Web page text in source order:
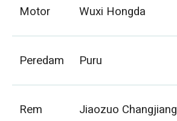
Motor Wuxi Hongda
Peredam Puru
Rem Jiaozuo Changjiang